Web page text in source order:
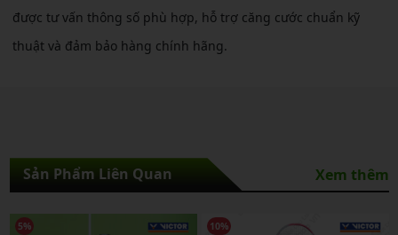
được tư vấn thông số phù hợp, hỗ trợ căng cước chuẩn kỹ
thuật và đảm bảo hàng chính hãng.
Sản Phẩm Liên Quan Xem thêm
5% 10%